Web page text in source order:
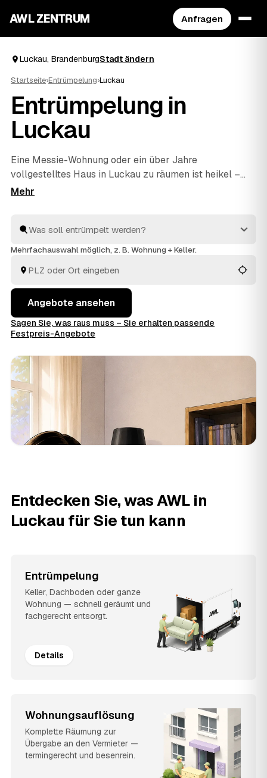
AWL ZENTRUM Anfragen
Luckau, BrandenburgStadt ändern
Startseite›Entrümpelung›Luckau
Entrümpelung in
Luckau
Eine Messie-Wohnung oder ein über Jahre
vollgestelltes Haus in Luckau zu räumen ist heikel –
und genau dafür gibt es geprüfte Profis. Über AWL
Betrieb einzeln erklären zu müssen. Die Anbieter aus
Ihrer Region räumen aus und entsorgen fachgerecht. Sie
Auftrag geben.
Mehrfachauswahl möglich, z. B. Wohnung + Keller.
Angebote ansehen
Sagen Sie, was raus muss – Sie erhalten passende
Festpreis-Angebote
Entdecken Sie, was AWL in
Luckau für Sie tun kann
Entrümpelung
Keller, Dachboden oder ganze
Wohnung — schnell geräumt und
fachgerecht entsorgt.
Details
Wohnungsauflösung
Komplette Räumung zur
Übergabe an den Vermieter —
termingerecht und besenrein.